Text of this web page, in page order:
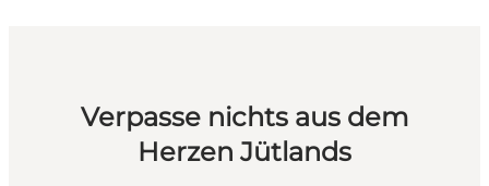
Verpasse nichts aus dem
Herzen Jütlands